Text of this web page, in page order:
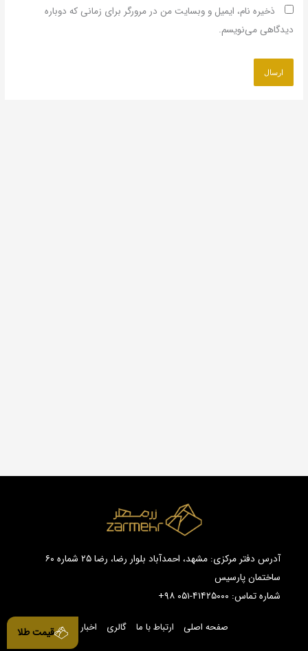
ذخیره نام، ایمیل و وبسایت من در مرورگر برای زمانی که دوباره
دیدگاهی می‌نویسم.
آدرس دفتر مرکزی: مشهد، احمدآباد بلوار رضا، رضا ۲۵ شماره ۶۰
ساختمان پارسیس
شماره تماس: +۹۸ ۰۵۱-۴۱۴۲۵۰۰۰
صفحه اصلی ارتباط با ما گالری اخبار قیمت طلا